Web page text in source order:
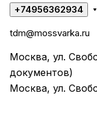
+74956362934
tdm@mossvarka.ru
Москва, ул.
документов)
Москва, ул.